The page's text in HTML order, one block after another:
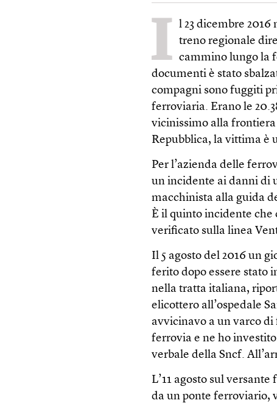
I l 23 dicembre
treno regionale
cammino lungo la
documenti è stato
compagni sono fuggiti
ferroviaria. Erano le
vicinissimo alla
Repubblica, la vittima è
Per l’azienda delle
un incidente ai danni di
macchinista alla guida
È il quinto incidente
verificato sulla linea
Il 5 agosto del 2016 un
ferito dopo essere stato
nella tratta italiana,
elicottero all’ospedale
avvicinavo a un varco
ferrovia e ne ho
verbale della Sncf.
L’11 agosto sul
da un ponte ferroviario,